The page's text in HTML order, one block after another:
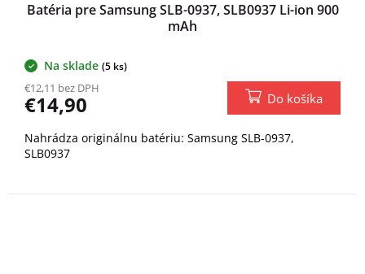
Batéria pre Samsung SLB-0937, SLB0937 Li-ion 900
mAh
Na sklade (5 ks)
€12,11 bez DPH
€14,90 Do košíka
Nahrádza originálnu batériu: Samsung SLB-0937,
SLB0937